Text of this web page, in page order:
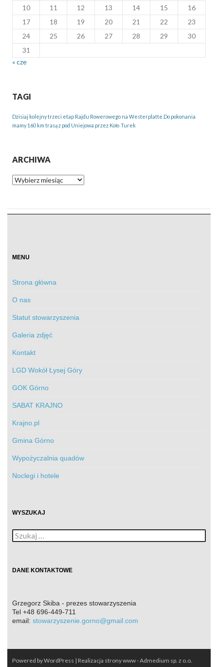
10
11 12 13 14 15
16
17
18 19 20 21 22
23
24
25 26 27 28 29
30
31
« cze
TAGI
Dzisiaj kolejny trzeci etap Rajdu Rowerowego na Westerplatte.Do pokonania
mamy 160 km trasą z pod Uniejowa przez Koło Turek
ARCHIWA
Archiwa
MENU
Strona główna
O nas
Statut stowarzyszenia
Galeria zdjęć
Kontakt
LGD Wokół Łysej Góry
GOK Górno
SABAT KRAJNO
Krajno.pl
Gmina Górno
Wypożyczalnia quadów
Noclegi i hotele
WYSZUKAJ
Szukaj:
DANE KONTAKTOWE
Grzegorz Skiba - prezes stowarzyszenia
Tel +48 696-449-711
email: stowarzyszenie.gorno@gmail.com
Powered by WordPress | Realizacja strony www - Admedium sp. z o.o.